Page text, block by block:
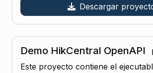
Descargar
Demo HikCentral OpenAPI
Este proyecto contiene el